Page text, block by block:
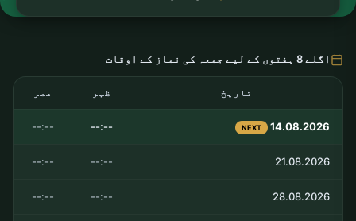
اگلے 8 ہفتوں کے لیے جمعہ کی نماز کے اوقات
تاریخ ظہر عصر
14.08.2026
NEXT
--:--
--:--
21.08.2026
--:--
--:--
28.08.2026
--:--
--:--